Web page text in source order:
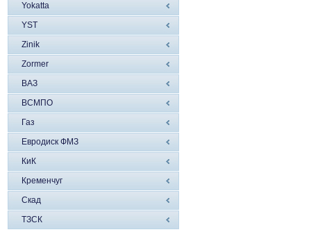
Yokatta
YST
Zinik
Zormer
ВАЗ
ВСМПО
Газ
Евродиск ФМЗ
КиК
Кременчуг
Скад
ТЗСК